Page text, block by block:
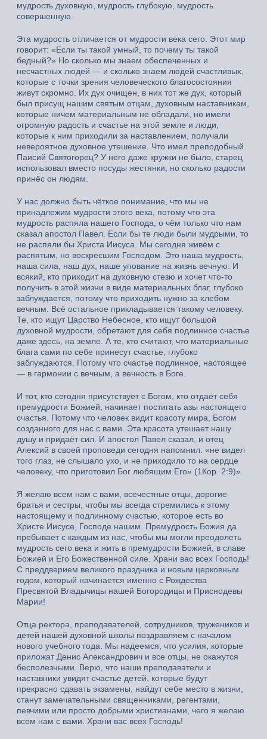
мудрость духовную, мудрость глубокую, мудрость
совершенную.
Эта мудрость отличается от мудрости века сего. Этот мир
говорит: «Если ты такой умный, то почему ты такой
бедный?» Но сколько мы знаем обеспеченных и
несчастных людей — и сколько знаем людей счастливых,
которые с точки зрения человеческого благосостояния
живут скромно. Их дух очищен, в них тот же дух, который
был присущ нашим святым отцам, духовным наставникам,
которые ничем материальным не обладали, но имели
огромную радость и счастье на этой земле и люди,
которые к ним приходили за наставлением, получали
невероятное духовное утешение. Что имел преподобный
Паисий Святогорец? У него даже кружки не было, старец
использовал вместо посуды жестянки, но сколько радости
принёс он людям.
У нас должно быть чёткое понимание, что мы не
принадлежим мудрости этого века, потому что эта
мудрость распяла нашего Господа, о чём только что нам
сказал апостол Павел. Если бы те люди были мудрыми, то
не распяли бы Христа Иисуса. Мы сегодня живём с
распятым, но воскресшим Господом. Это наша мудрость,
наша сила, наш дух, наше упование на жизнь вечную. И
всякий, кто приходит на духовную стезю и хочет что-то
получить в этой жизни в виде материальных благ, глубоко
заблуждается, потому что приходить нужно за хлебом
вечным. Всё остальное прикладывается такому человеку.
Те, кто ищут Царство Небесное, кто ищут большой
духовной мудрости, обретают для себя подлинное счастье
даже здесь, на земле. А те, кто считают, что материальные
блага сами по себе принесут счастье, глубоко
заблуждаются. Потому что счастье подлинное, настоящее
— в гармонии с вечным, а вечность в Боге.
И тот, кто сегодня присутствует с Богом, кто отдаёт себя
премудрости Божией, начинает постигать азы настоящего
счастья. Потому что человек видит красоту мира, Богом
созданного для нас с вами. Эта красота утешает нашу
душу и придаёт сил. И апостол Павел сказал, и отец
Алексий в своей проповеди сегодня напомнил: «не видел
того глаз, не слышало ухо, и не приходило то на сердце
человеку, что приготовил Бог любящим Его» (1Кор. 2:9)».
Я желаю всем нам с вами, всечестные отцы, дорогие
братья и сестры, чтобы мы всегда стремились к этому
настоящему и подлинному счастью, которое есть во
Христе Иисусе, Господе нашим. Премудрость Божия да
пребывает с каждым из нас, чтобы мы могли преодолеть
мудрость сего века и жить в премудрости Божией, в славе
Божией и Его Божественной силе. Храни вас всех Господь!
С преддверием великого праздника и новым церковным
годом, который начинается именно с Рождества
Пресвятой Владычицы нашей Богородицы и Приснодевы
Марии!
Отца ректора, преподавателей, сотрудников, тружеников и
детей нашей духовной школы поздравляем с началом
нового учебного года. Мы надеемся, что усилия, которые
приложат Денис Александрович и все отцы, не окажутся
бесполезными. Верю, что наши преподаватели и
наставники увидят счастье детей, которые будут
прекрасно сдавать экзамены, найдут себе место в жизни,
станут замечательными священниками, регентами,
певчими или просто добрыми христианами, чего я желаю
всем нам с вами. Храни вас всех Господь!